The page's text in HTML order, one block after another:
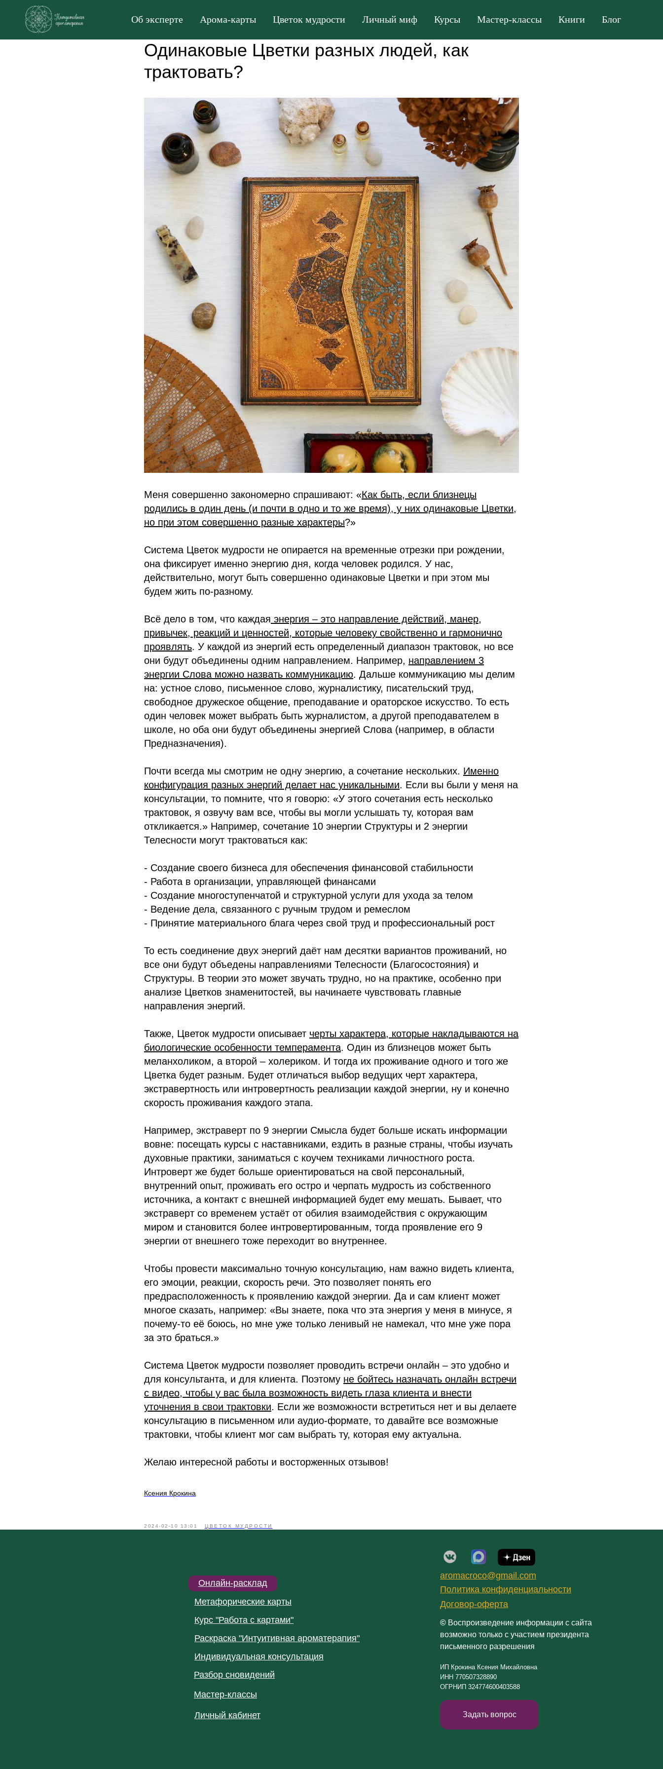
Об эксперте Арома-карты Цветок мудрости Личный миф Курсы Мастер-классы Книги Блог
Одинаковые Цветки разных людей, как
трактовать?
Меня совершенно закономерно спрашивают: «Как быть, если близнецы
родились в один день (и почти в одно и то же время), у них одинаковые Цветки,
но при этом совершенно разные характеры?»
Система Цветок мудрости не опирается на временные отрезки при рождении,
она фиксирует именно энергию дня, когда человек родился. У нас,
действительно, могут быть совершенно одинаковые Цветки и при этом мы
будем жить по-разному.
Всё дело в том, что каждая энергия – это направление действий, манер,
привычек, реакций и ценностей, которые человеку свойственно и гармонично
проявлять. У каждой из энергий есть определенный диапазон трактовок, но все
они будут объединены одним направлением. Например, направлением 3
энергии Слова можно назвать коммуникацию. Дальше коммуникацию мы делим
на: устное слово, письменное слово, журналистику, писательский труд,
свободное дружеское общение, преподавание и ораторское искусство. То есть
один человек может выбрать быть журналистом, а другой преподавателем в
школе, но оба они будут объединены энергией Слова (например, в области
Предназначения).
Почти всегда мы смотрим не одну энергию, а сочетание нескольких. Именно
конфигурация разных энергий делает нас уникальными. Если вы были у меня на
консультации, то помните, что я говорю: «У этого сочетания есть несколько
трактовок, я озвучу вам все, чтобы вы могли услышать ту, которая вам
откликается.» Например, сочетание 10 энергии Структуры и 2 энергии
Телесности могут трактоваться как:
- Создание своего бизнеса для обеспечения финансовой стабильности
- Работа в организации, управляющей финансами
- Создание многоступенчатой и структурной услуги для ухода за телом
- Ведение дела, связанного с ручным трудом и ремеслом
- Принятие материального блага через свой труд и профессиональный рост
То есть соединение двух энергий даёт нам десятки вариантов проживаний, но
все они будут объедены направлениями Телесности (Благосостояния) и
Структуры. В теории это может звучать трудно, но на практике, особенно при
анализе Цветков знаменитостей, вы начинаете чувствовать главные
направления энергий.
Также, Цветок мудрости описывает черты характера, которые накладываются на
биологические особенности темперамента. Один из близнецов может быть
меланхоликом, а второй – холериком. И тогда их проживание одного и того же
Цветка будет разным. Будет отличаться выбор ведущих черт характера,
экстравертность или интровертность реализации каждой энергии, ну и конечно
скорость проживания каждого этапа.
Например, экстраверт по 9 энергии Смысла будет больше искать информации
вовне: посещать курсы с наставниками, ездить в разные страны, чтобы изучать
духовные практики, заниматься с коучем техниками личностного роста.
Интроверт же будет больше ориентироваться на свой персональный,
внутренний опыт, проживать его остро и черпать мудрость из собственного
источника, а контакт с внешней информацией будет ему мешать. Бывает, что
экстраверт со временем устаёт от обилия взаимодействия с окружающим
миром и становится более интровертированным, тогда проявление его 9
энергии от внешнего тоже переходит во внутреннее.
Чтобы провести максимально точную консультацию, нам важно видеть клиента,
его эмоции, реакции, скорость речи. Это позволяет понять его
предрасположенность к проявлению каждой энергии. Да и сам клиент может
многое сказать, например: «Вы знаете, пока что эта энергия у меня в минусе, я
почему-то её боюсь, но мне уже только ленивый не намекал, что мне уже пора
за это браться.»
Система Цветок мудрости позволяет проводить встречи онлайн – это удобно и
для консультанта, и для клиента. Поэтому не бойтесь назначать онлайн встречи
с видео, чтобы у вас была возможность видеть глаза клиента и внести
уточнения в свои трактовки. Если же возможности встретиться нет и вы делаете
консультацию в письменном или аудио-формате, то давайте все возможные
трактовки, чтобы клиент мог сам выбрать ту, которая ему актуальна.
Желаю интересной работы и восторженных отзывов!
Ксения Крокина
2024-02-10 13:01 ЦВЕТОК МУДРОСТИ
Метафорические карты
Курс "Работа с картами"
Личный кабинет
Раскраска "Интуитивная ароматерапия"
Индивидуальная консультация
aromacroco@gmail.com
Политика конфиденциальности
Договор-оферта
© Воспроизведение информации с сайта
возможно только с участием президента
письменного разрешения
Задать вопрос
Разбор сновидений
Онлайн-расклад
Мастер-классы
ИП Крокина Ксения Михайловна
ИНН 770507328890
ОГРНИП 324774600403588